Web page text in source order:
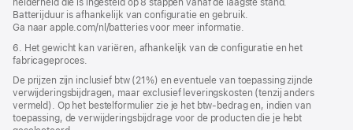
helderheid die is ingesteld op 8 stappen vanaf de laagste stand.
Batterijduur is afhankelijk van configuratie en gebruik.
Ga naar apple.com/nl/batteries voor meer informatie.
6. Het gewicht kan variëren, afhankelijk van de configuratie en het
fabricageproces.
De prijzen zijn inclusief btw (21%) en eventuele van toepassing zijnde
verwijderingsbijdragen, maar exclusief leveringskosten (tenzij anders
vermeld). Op het bestelformulier zie je het btw-bedrag en, indien van
toepassing, de verwijderingsbijdrage voor de producten die je hebt